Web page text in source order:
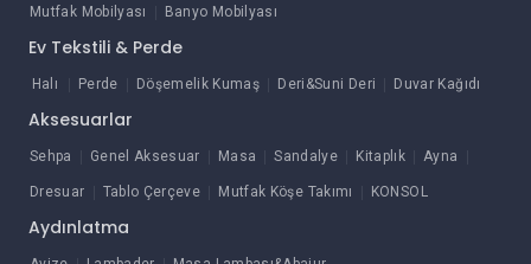
Mutfak Mobilyası Banyo Mobilyası
Ev Tekstili & Perde
Halı Perde Döşemelik Kumaş Deri&Suni Deri Duvar Kağıdı
Aksesuarlar
Sehpa Genel Aksesuar Masa Sandalye Kitaplık Ayna
Dresuar Tablo Çerçeve Mutfak Köşe Takımı KONSOL
Aydınlatma